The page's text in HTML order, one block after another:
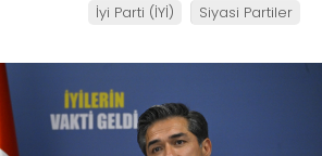
İyi Parti (İYİ) Siyasi Partiler